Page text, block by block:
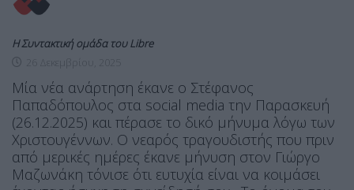
Η Συντακτική ομάδα του Libre
Μία νέα ανάρτηση έκανε ο Στέφανος
Παπαδόπουλος στα social media την Παρασκευή
(26.12.2025) και πέρασε το δικό μήνυμα λόγω των
Χριστουγέννων. Ο νεαρός τραγουδιστής που πριν
από μερικές ημέρες έκανε μήνυση στον Γιώργο
Μαζωνάκη τόνισε ότι ευτυχία είναι να κοιμάσει